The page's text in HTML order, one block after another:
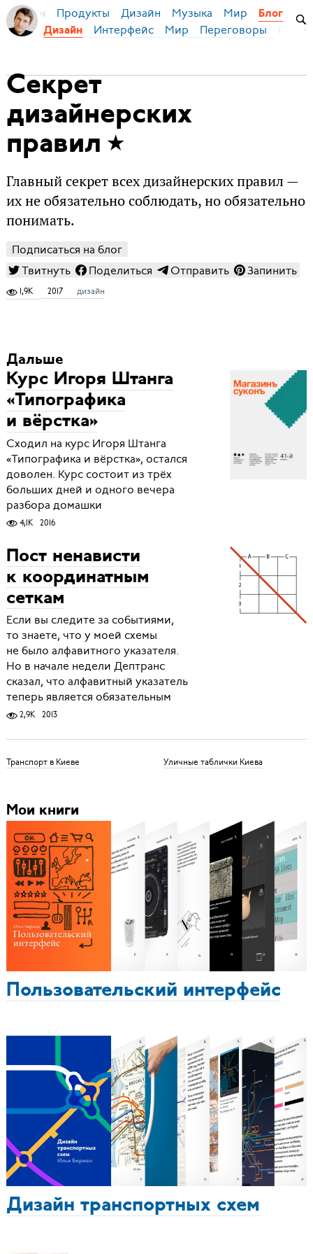
Бирман Продукты Дизайн Музыка Мир
Блог
Дизайн
Интерфейс Мир Переговоры
Секрет
дизайнерских
правил
Главный секрет всех дизайнерских правил —
их не обязательно соблюдать, но обязательно
понимать.
Подписаться на блог
Твитнуть
Поделиться Отправить Запинить
1,9K 2017 дизайн
Дальше
Курс Игоря Штанга
«Типографика
и вёрстка»
Сходил на курс Игоря Штанга
«Типографика и вёрстка», остался
доволен. Курс состоит из трёх
больших дней и одного вечера
разбора домашки
4,1K 2016
Пост ненависти
к координатным
сеткам
Если вы следите за событиями,
то знаете, что у моей схемы
не было алфавитного указателя.
Но в начале недели Дептранс
сказал, что алфавитный указатель
теперь является обязательным
2,9K 2013
Транспорт в Киеве Уличные таблички Киева
Мои книги
Пользовательский интерфейс
Дизайн транспортных схем